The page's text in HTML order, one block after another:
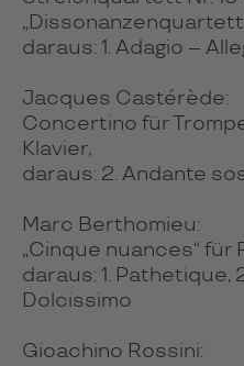
daraus: 1. Adagio –
Jacques Castérède:
Concertino für
Klavier,
daraus: 2. Andante
Marc Berthomieu:
„Cinque nuances“ für
daraus: 1. Pathetique,
Dolcissimo
Gioachino Rossini: